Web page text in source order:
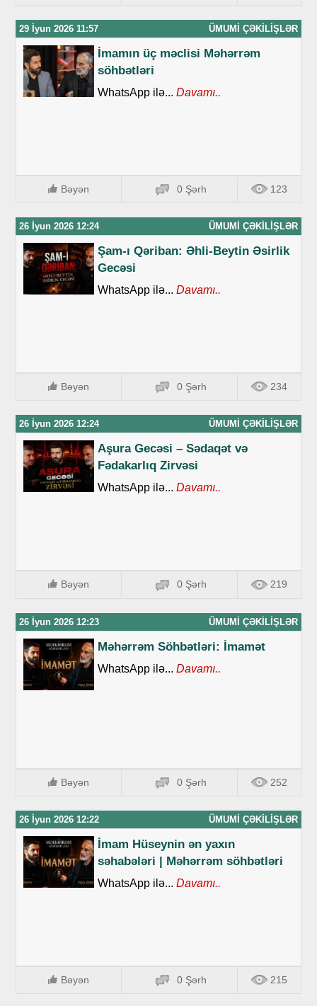
29 İyun 2026 11:57 ÜMUMI ÇƏKILIŞLƏR
İmamın üç məclisi Məhərrəm
söhbətləri
WhatsApp ilə... Davamı..
Bəyən 0 Şərh 123
26 İyun 2026 12:24 ÜMUMI ÇƏKILIŞLƏR
Şam-ı Qəriban: Əhli-Beytin Əsirlik
Gecəsi
WhatsApp ilə... Davamı..
Bəyən 0 Şərh 234
26 İyun 2026 12:24 ÜMUMI ÇƏKILIŞLƏR
Aşura Gecəsi – Sədaqət və
Fədakarlıq Zirvəsi
WhatsApp ilə... Davamı..
Bəyən 0 Şərh 219
26 İyun 2026 12:23 ÜMUMI ÇƏKILIŞLƏR
Məhərrəm Söhbətləri: İmamət
WhatsApp ilə... Davamı..
Bəyən 0 Şərh 252
26 İyun 2026 12:22 ÜMUMI ÇƏKILIŞLƏR
İmam Hüseynin ən yaxın
səhabələri | Məhərrəm söhbətləri
WhatsApp ilə... Davamı..
Bəyən 0 Şərh 215